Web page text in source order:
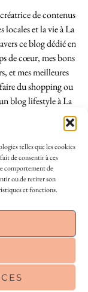
telles que les cookies
de consentir à ces
comportement de
ou de retirer son
et fonctions.
de contenus
locales et la vie à La
ce blog dédié en
de cœur, mes bons
et mes meilleures
du shopping ou
blog lifestyle à La
endroit. Que vous
j’espère que mes
un·e vrai·e